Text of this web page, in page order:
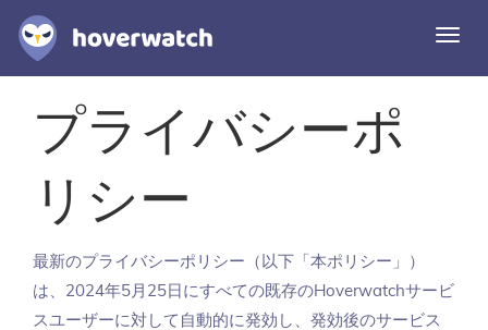
ナ
機能
ソリューション
無料登録
プライバシーポ
リシー
最新のプライバシーポリシー（以下「本ポリシー」）
は、2024年5月25日にすべての既存のHoverwatchサービ
スユーザーに対して自動的に発効し、発効後のサービス